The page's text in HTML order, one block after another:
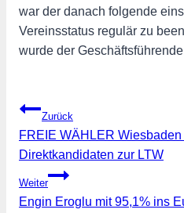
war der danach folgende
Vereinsstatus regulär zu
wurde der
Zurück
FREIE WÄHLER
Direktkandidaten zur LTW
Weiter
Engin Eroglu mit 95,1% ins